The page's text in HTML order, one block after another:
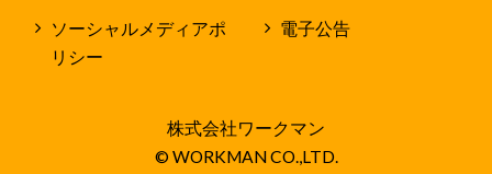
ソーシャルメディアポ
リシー
電子公告
株式会社ワークマン
© WORKMAN CO.,LTD.